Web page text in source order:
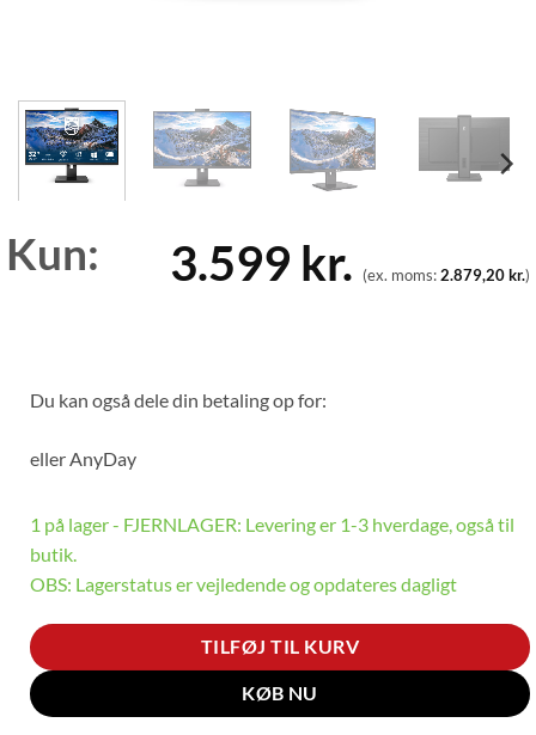
Kun: 3.599 kr. (ex. moms:2.879,20kr.)
Du kan også dele din betaling op for:
ellerAnyDay
1 på lager - FJERNLAGER: Levering er 1-3 hverdage, også til
butik.
OBS: Lagerstatus er vejledende og opdateres dagligt
TILFØJ TIL KURV
KØB NU